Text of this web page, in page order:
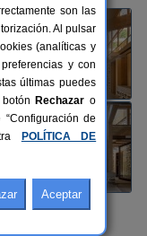
son las
Al pulsar
(analíticas y
y con
últimas puedes
Rechazar o
de
POLÍTICA DE